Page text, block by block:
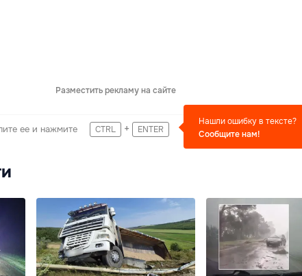
Разместить рекламу на сайте
ее и нажмите CTRL + ENTER
Нашли ошибку в тексте?
Сообщите нам!